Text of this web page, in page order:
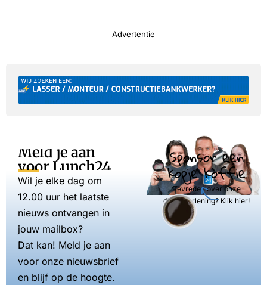
Advertentie
Meld je aan
voor Lunch24
Wil je elke dag om
12.00 uur het laatste
nieuws ontvangen in
jouw mailbox?
Dat kan! Meld je aan
voor onze nieuwsbrief
en blijf op de hoogte.
Sponsor een
kopje koffie
Tevreden over onze
dienstverlening? Klik hier!